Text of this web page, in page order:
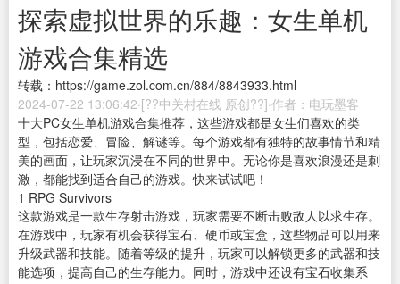
探索虚拟世界的乐趣：女生单机
游戏合集精选
转载：https://game.zol.com.cn/884/8843933.html
2024-07-22 13:06:42·[??中关村在线 原创??]·作者：电玩墨客
十大PC女生单机游戏合集推荐，这些游戏都是女生们喜欢的类
型，包括恋爱、冒险、解谜等。每个游戏都有独特的故事情节和精
美的画面，让玩家沉浸在不同的世界中。无论你是喜欢浪漫还是刺
激，都能找到适合自己的游戏。快来试试吧！
1 RPG Survivors
这款游戏是一款生存射击游戏，玩家需要不断击败敌人以求生存。
在游戏中，玩家有机会获得宝石、硬币或宝盒，这些物品可以用来
升级武器和技能。随着等级的提升，玩家可以解锁更多的武器和技
能选项，提高自己的生存能力。同时，游戏中还设有宝石收集系